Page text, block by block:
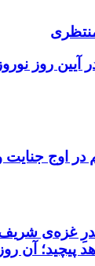
روز
اوج
غزه‌ی
پیچید؛ آن